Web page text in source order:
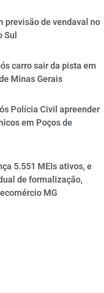
previsão de vendaval no
Sul
carro sair da pista em
Minas Gerais
Polícia Civil apreender
em Poços de
5.551 MEIs ativos, e
de formalização,
MG